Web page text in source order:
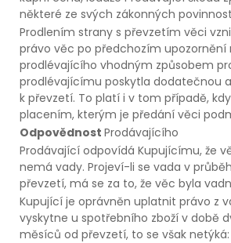
některé ze svých zákonných
Prodlením strany s převzetím věci
právo věc po předchozím upozornění
prodlévajícího vhodným způsobem
prodlévajícímu poskytla dodatečnou
k převzetí. To platí i v tom případě,
placením, kterým je předání věci
Odpovědnost Prodávajícího
Prodávající odpovídá Kupujícímu, že
nemá vady. Projeví-li se vada v
převzetí, má se za to, že věc byla
Kupující je oprávněn uplatnit právo z
vyskytne u spotřebního zboží v době
měsíců od převzetí, to se však netýká: